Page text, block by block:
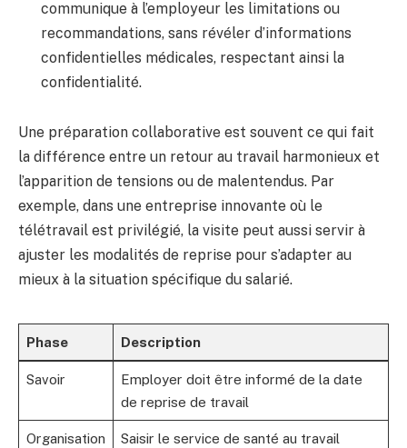
communique à l’employeur les limitations ou
recommandations, sans révéler d’informations
confidentielles médicales, respectant ainsi la
confidentialité.
Une préparation collaborative est souvent ce qui fait
la différence entre un retour au travail harmonieux et
l’apparition de tensions ou de malentendus. Par
exemple, dans une entreprise innovante où le
télétravail est privilégié, la visite peut aussi servir à
ajuster les modalités de reprise pour s’adapter au
mieux à la situation spécifique du salarié.
Phase Description
Savoir
Employer doit être informé de la date
de reprise de travail
Organisation
Saisir le service de santé au travail